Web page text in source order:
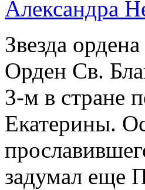
Звезда
Орден Св.
3-м в стране
Екатерины.
задумал еще